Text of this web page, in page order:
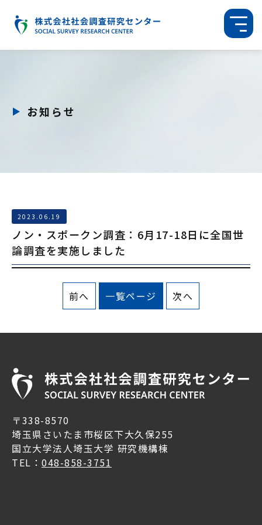
お知らせ
2023.06.19
ノン・スポークン調査：6月17-18日に全国世
論調査を実施しました
前へ 一覧ページ 次へ
〒338-8570
埼玉県さいたま市桜区下大久保255
国立大学法人埼玉大学 研究機構棟
TEL： 048-858-3751